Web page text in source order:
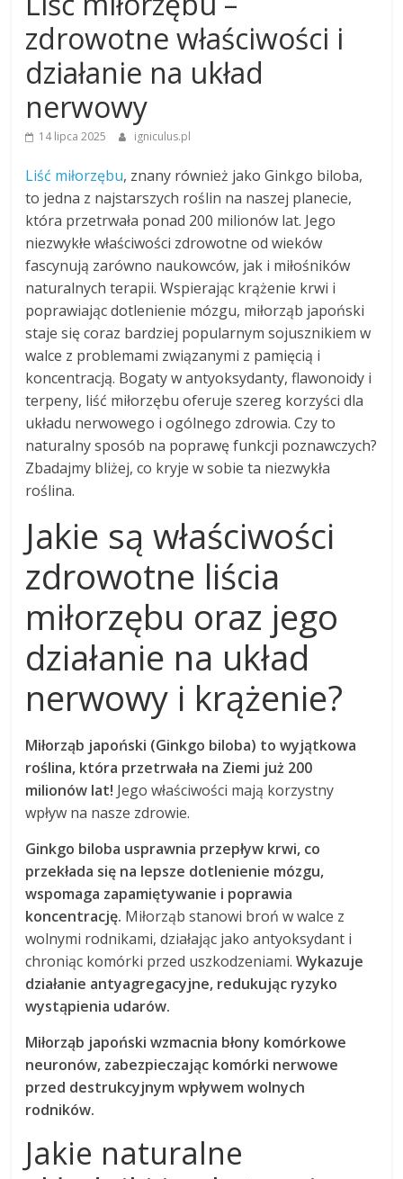
zdrowotne właściwości i
działanie na układ
nerwowy
14 lipca 2025 igniculus.pl
Liść miłorzębu, znany również jako Ginkgo biloba,
to jedna z najstarszych roślin na naszej planecie,
która przetrwała ponad 200 milionów lat. Jego
niezwykłe właściwości zdrowotne od wieków
fascynują zarówno naukowców, jak i miłośników
naturalnych terapii. Wspierając krążenie krwi i
poprawiając dotlenienie mózgu, miłorząb japoński
staje się coraz bardziej popularnym sojusznikiem w
walce z problemami związanymi z pamięcią i
koncentracją. Bogaty w antyoksydanty, flawonoidy i
terpeny, liść miłorzębu oferuje szereg korzyści dla
układu nerwowego i ogólnego zdrowia. Czy to
naturalny sposób na poprawę funkcji poznawczych?
Zbadajmy bliżej, co kryje w sobie ta niezwykła
roślina.
Jakie są właściwości
zdrowotne liścia
miłorzębu oraz jego
działanie na układ
nerwowy i krążenie?
Miłorząb japoński (Ginkgo biloba) to wyjątkowa
roślina, która przetrwała na Ziemi już 200
milionów lat! Jego właściwości mają korzystny
wpływ na nasze zdrowie.
Ginkgo biloba usprawnia przepływ krwi, co
przekłada się na lepsze dotlenienie mózgu,
wspomaga zapamiętywanie i poprawia
koncentrację. Miłorząb stanowi broń w walce z
wolnymi rodnikami, działając jako antyoksydant i
chroniąc komórki przed uszkodzeniami.Wykazuje
działanie antyagregacyjne, redukując ryzyko
wystąpienia udarów.
Miłorząb japoński wzmacnia błony komórkowe
neuronów, zabezpieczając komórki nerwowe
przed destrukcyjnym wpływem wolnych
rodników.
Jakie naturalne